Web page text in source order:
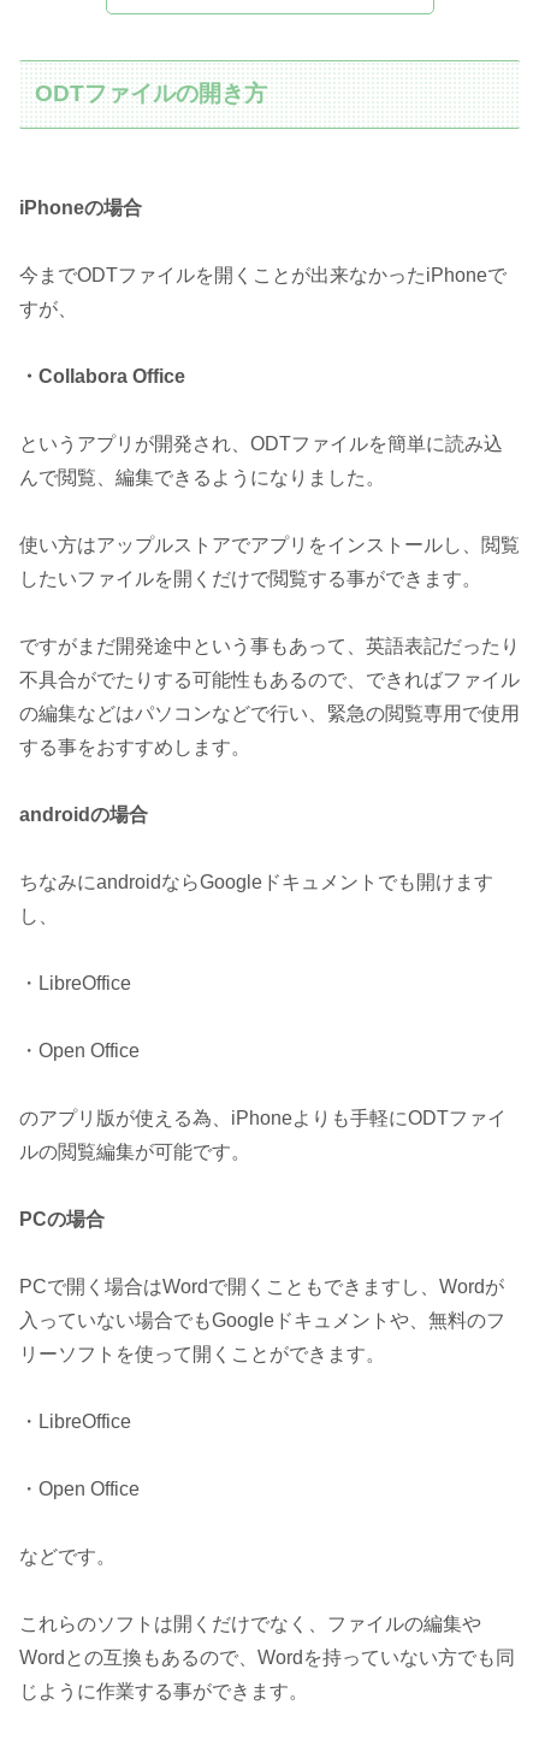
ODTファイルの開き方
iPhoneの場合
今までODTファイルを開くことが出来なかったiPhoneで
すが、
・Collabora Office
というアプリが開発され、ODTファイルを簡単に読み込
んで閲覧、編集できるようになりました。
使い方はアップルストアでアプリをインストールし、閲覧
したいファイルを開くだけで閲覧する事ができます。
ですがまだ開発途中という事もあって、英語表記だったり
不具合がでたりする可能性もあるので、できればファイル
の編集などはパソコンなどで行い、緊急の閲覧専用で使用
する事をおすすめします。
androidの場合
ちなみにandroidならGoogleドキュメントでも開けます
し、
・LibreOffice
・Open Office
のアプリ版が使える為、iPhoneよりも手軽にODTファイ
ルの閲覧編集が可能です。
PCの場合
PCで開く場合はWordで開くこともできますし、Wordが
入っていない場合でもGoogleドキュメントや、無料のフ
リーソフトを使って開くことができます。
・LibreOffice
・Open Office
などです。
これらのソフトは開くだけでなく、ファイルの編集や
Wordとの互換もあるので、Wordを持っていない方でも同
じように作業する事ができます。